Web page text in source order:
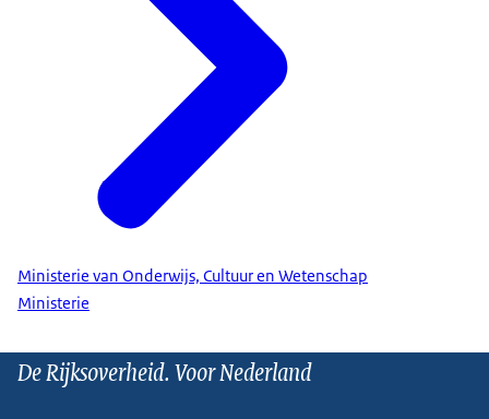
Ministerie van Onderwijs, Cultuur en Wetenschap
Ministerie
De Rijksoverheid. Voor Nederland